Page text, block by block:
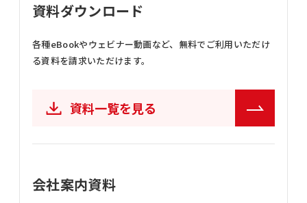
資料ダウンロード
各種eBookやウェビナー動画など、 無料でご利用いただけ
る資料を請求いただけます。
資料一覧を見る
会社案内資料